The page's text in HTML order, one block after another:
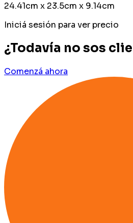
24.41cm x 23.5cm x 9.14cm
Iniciá sesión para ver precio
¿Todavía no sos
Comenzá ahora